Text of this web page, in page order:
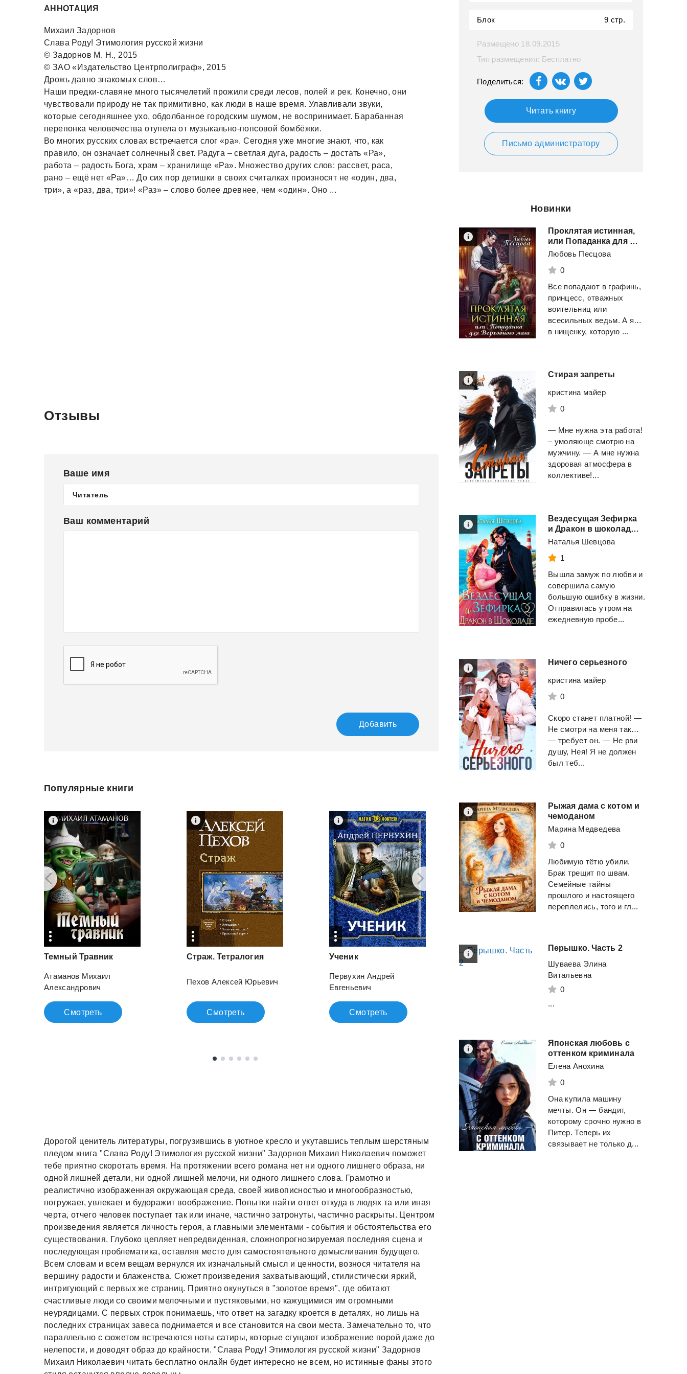
АННОТАЦИЯ
Михаил Задорнов
Слава Роду! Этимология русской жизни
© Задорнов М. Н., 2015
© ЗАО «Издательство Центрполиграф», 2015
Дрожь давно знакомых слов…
Наши предки-славяне много тысячелетий прожили среди лесов, полей и рек. Конечно, они
чувствовали природу не так примитивно, как люди в наше время. Улавливали звуки,
которые сегодняшнее ухо, обдолбанное городским шумом, не воспринимает. Барабанная
перепонка человечества отупела от музыкально-попсовой бомбёжки.
Во многих русских словах встречается слог «ра». Сегодня уже многие знают, что, как
правило, он означает солнечный свет. Радуга – светлая дуга, радость – достать «Ра»,
работа – радость Бога, храм – хранилище «Ра». Множество других слов: рассвет, раса,
рано – ещё нет «Ра»… До сих пор детишки в своих считалках произносят не «один, два,
три», а «раз, два, три»! «Раз» – слово более древнее, чем «один». Оно ...
Отзывы
Ваше имя
Ваш комментарий
Добавить
Популярные книги
Темный Травник
Атаманов Михаил
Александрович
Смотреть
Страж. Тетралогия
Пехов Алексей Юрьевич
Смотреть
Ученик
Первухин Андрей
Евгеньевич
Смотреть
Женщины, которые
любят слишком сильно
Дорогой ценитель литературы, погрузившись в уютное кресло и укутавшись теплым шерстяным
пледом книга "Слава Роду! Этимология русской жизни" Задорнов Михаил Николаевич поможет
тебе приятно скоротать время. На протяжении всего романа нет ни одного лишнего образа, ни
одной лишней детали, ни одной лишней мелочи, ни одного лишнего слова. Грамотно и
реалистично изображенная окружающая среда, своей живописностью и многообразностью,
погружает, увлекает и будоражит воображение. Попытки найти ответ откуда в людях та или иная
черта, отчего человек поступает так или иначе, частично затронуты, частично раскрыты. Центром
произведения является личность героя, а главными элементами - события и обстоятельства его
существования. Глубоко цепляет непредвиденная, сложнопрогнозируемая последняя сцена и
последующая проблематика, оставляя место для самостоятельного домысливания будущего.
Всем словам и всем вещам вернулся их изначальный смысл и ценности, вознося читателя на
вершину радости и блаженства. Сюжет произведения захватывающий, стилистически яркий,
интригующий с первых же страниц. Приятно окунуться в "золотое время", где обитают
счастливые люди со своими мелочными и пустяковыми, но кажущимися им огромными
неурядицами. С первых строк понимаешь, что ответ на загадку кроется в деталях, но лишь на
последних страницах завеса поднимается и все становится на свои места. Замечательно то, что
параллельно с сюжетом встречаются ноты сатиры, которые сгущают изображение порой даже до
нелепости, и доводят образ до крайности. "Слава Роду! Этимология русской жизни" Задорнов
Михаил Николаевич читать бесплатно онлайн будет интересно не всем, но истинные фаны этого
Блок 9 стр.
Размещено 18.09.2015
Тип размещения: Бесплатно
Поделиться:
Читать книгу
Письмо администратору
Новинки
Проклятая истинная,
или Попаданка для Верховного мага
Любовь Песцова
0
Все попадают в графинь,
принцесс, отважных
воительниц или
всесильных ведьм. А я…
в нищенку, которую ...
Стирая запреты
кристина майер
0
— Мне нужна эта работа!
– умоляюще смотрю на
мужчину. — А мне нужна
здоровая атмосфера в
коллективе!...
Вездесущая Зефирка
и Дракон в шоколаде - 2
Наталья Шевцова
1
Вышла замуж по любви и
совершила самую
большую ошибку в жизни.
Отправилась утром на
ежедневную пробе...
Ничего серьезного
кристина майер
0
Скоро станет платной! —
Не смотри на меня так…
— требует он. — Не рви
душу, Нея! Я не должен
был теб...
Рыжая дама с котом и
чемоданом
Марина Медведева
0
Любимую тëтю убили.
Брак трещит по швам.
Семейные тайны
прошлого и настоящего
переплелись, того и гл...
Перышко. Часть 2
Шуваева Элина
Витальевна
0
...
Японская любовь с
оттенком криминала
Елена Анохина
0
Она купила машину
мечты. Он — бандит,
которому срочно нужно в
Питер. Теперь их
связывает не только д...